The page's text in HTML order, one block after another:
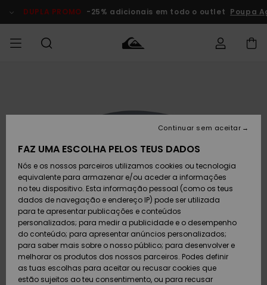
do
DUPLA PROMO -25% adicionais em todo o outlet Poupa
Calçado e
chinelos
Surfe/água
Snow
MENINO
Calçado e
chinelos
Surfe/água
Neve
MULHER
chegados
Highlights
Snow
SURF
Crianças
Highlights
Community
SNOW
Artigos
Criança
Snow Shop
Feminino
Highlights
DUPLA
PROMO
Criança
Outlet
Mulher
Devoluções
Pagamento
Cartão
presente
Quiksilver
Freedom
FAZ UMA ESCOLHA PELOS TEUS DADOS
Nós e os nossos parceiros utilizamos cookies ou tecnologia
equivalente para armazenar e/ou aceder a informações
no teu dispositivo. Esta informação pessoal (como os teus
dados de navegação e endereço IP) pode ser utilizada
para te apresentar publicações e conteúdos
personalizados; para medir a publicidade e o desempenho
do conteúdo; para apresentar anúncios personalizados;
para saber mais sobre o nosso público; para desenvolver e
melhorar os produtos dos nossos parceiros. Podes definir
as tuas escolhas para aceitar ou recusar cookies que
estão sujeitos ao teu consentimento, ou para recusar
Continuar sem aceitar